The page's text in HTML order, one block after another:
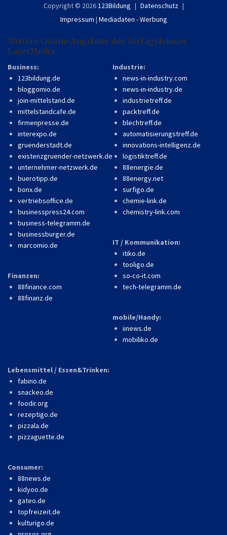
Copyright © 2026123Bildung
Datenschutz
Impressum | Mediadaten - Werbung
Weitere Online-Angebote des Verlagshauses
LayerMedia:
Business:
123bildung.de
bloggomio.de
join-mittelstand.de
mittelstandcafe.de
firmenpresse.de
interexpo.de
gruenderstadt.de
existenzgruender-netzwerk.de
unternehmer-netzwerk.de
buerotipp.de
bonx.de
vertriebsoffice.de
businesspress24.com
business-telegramm.de
businessburger.de
marcomio.de
Finanzen:
88finance.com
88finanz.de
Industrie:
news-in-industry.com
news-in-industry.de
industrietreff.de
packtreff.de
blechtreff.de
automatisierungstreff.de
innovations-intelligenz.de
logistiktreff.de
88energie.de
88energy.net
surfigo.de
chemie-link.de
chemistry-link.com
IT / Kommunikation:
itiko.de
tooligo.de
so-co-it.com
tech-telegramm.de
mobile/Handy:
iinews.de
mobiliko.de
Lebensmittel / Essen&Trinken:
fabino.de
snackeo.de
foodir.org
rezeptigo.de
pizzala.de
pizzaguette.de
Consumer:
88news.de
kidyoo.de
gateo.de
topfreizeit.de
kulturigo.de